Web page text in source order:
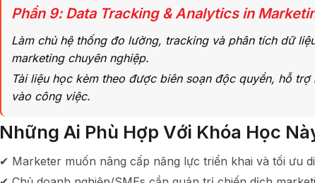
Phần 9: Data Tracking & Analytics in
Làm chủ hệ thống đo lường, tracking và phân tích dữ
marketing chuyên nghiệp.
Tài liệu học kèm theo được biên soạn độc quyền, hỗ
vào công việc.
Những Ai Phù Hợp Với Khóa Học
✔ Marketer muốn nâng cấp năng lực triển khai và tối ưu